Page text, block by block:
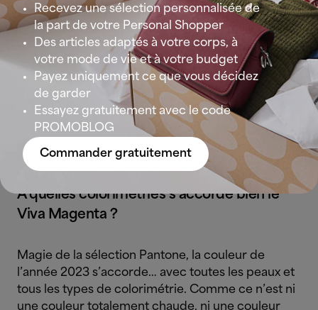
Le Viva Magenta offre assurance, énergie et
motivation à qui l’adopte. C’est une manière de se
relever de ces dures années de pandémie, de
crise et de tensions internationales, une « volonté
de se soigner par la couleur », voulue et assumée.
Un message de courage, de grâce et de
compassion. Tout un programme !
À quelles colorimétries s’accorde bien le
Viva Magenta ?
Magie de la sélection Pantone, la couleur de
l’année 2023 s’accorde… avec toutes les peaux et
tous les types de colorimétrie. Comme ce n’est ni
une couleur totalement chaude, ni une couleur
Recevez une sélection personnalisée de
la part de votre Personal Shopper
Des articles adaptés à votre corps, à
votre mode de vie et à votre budget
Payez uniquement ce que vous décidez
de garder
Essayez gratuitement avec le code
PROMOBLOG
Commander gratuitement